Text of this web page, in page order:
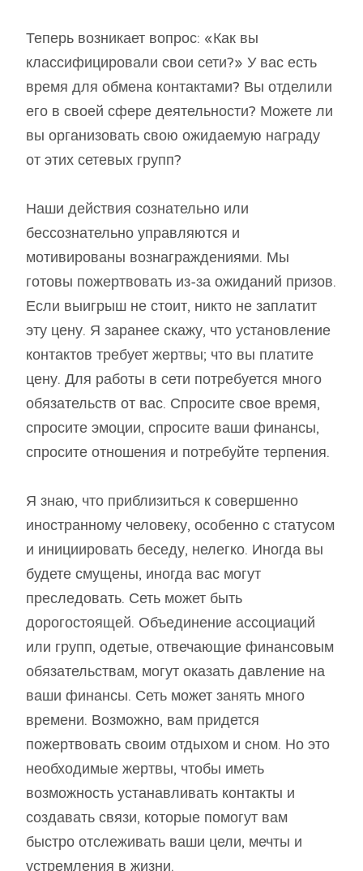
Теперь возникает вопрос: «Как вы
классифицировали свои сети?» У вас есть
время для обмена контактами? Вы отделили
его в своей сфере деятельности? Можете ли
вы организовать свою ожидаемую награду
от этих сетевых групп?
Наши действия сознательно или
бессознательно управляются и
мотивированы вознаграждениями. Мы
готовы пожертвовать из-за ожиданий призов.
Если выигрыш не стоит, никто не заплатит
эту цену. Я заранее скажу, что установление
контактов требует жертвы; что вы платите
цену. Для работы в сети потребуется много
обязательств от вас. Спросите свое время,
спросите эмоции, спросите ваши финансы,
спросите отношения и потребуйте терпения.
Я знаю, что приблизиться к совершенно
иностранному человеку, особенно с статусом
и инициировать беседу, нелегко. Иногда вы
будете смущены, иногда вас могут
преследовать. Сеть может быть
дорогостоящей. Объединение ассоциаций
или групп, одетые, отвечающие финансовым
обязательствам, могут оказать давление на
ваши финансы. Сеть может занять много
времени. Возможно, вам придется
пожертвовать своим отдыхом и сном. Но это
необходимые жертвы, чтобы иметь
возможность устанавливать контакты и
создавать связи, которые помогут вам
быстро отслеживать ваши цели, мечты и
устремления в жизни.